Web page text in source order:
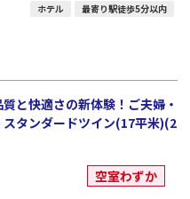
ホテル 最寄り駅徒歩5分以内
と快適さの新体験！ご夫婦・
タンダードツイン(17平米)(2
空室わずか